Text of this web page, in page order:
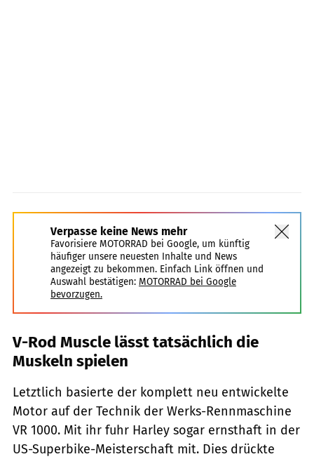
Verpasse keine News mehr
Favorisiere MOTORRAD bei Google, um künftig
häufiger unsere neuesten Inhalte und News
angezeigt zu bekommen. Einfach Link öffnen und
Auswahl bestätigen: MOTORRAD bei Google
bevorzugen.
V-Rod Muscle lässt tatsächlich die
Muskeln spielen
Letztlich basierte der komplett neu entwickelte
Motor auf der Technik der Werks-Rennmaschine
VR 1000. Mit ihr fuhr Harley sogar ernsthaft in der
US-Superbike-Meisterschaft mit. Dies drückte